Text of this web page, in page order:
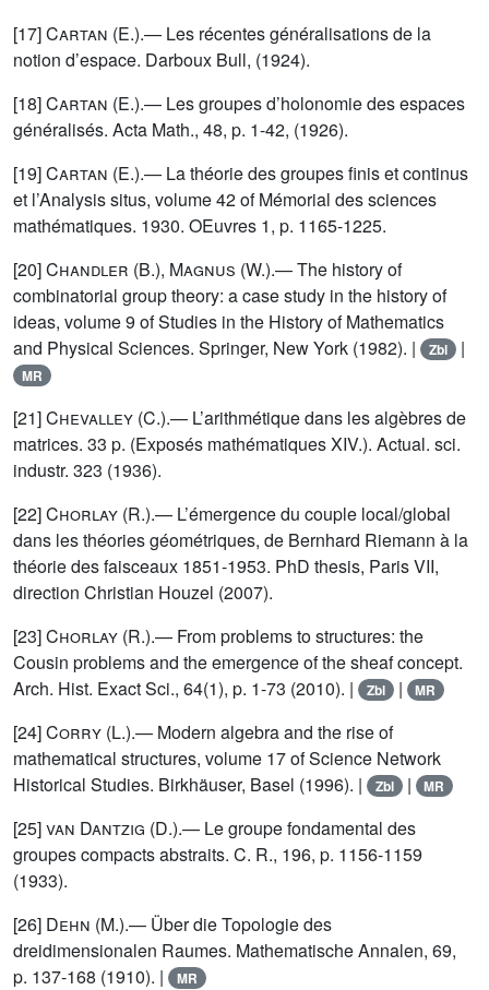
[17]Cartan (E.).— Les récentes généralisations de la
notion d’espace. Darboux Bull, (1924).
[18]Cartan (E.).— Les groupes d’holonomie des espaces
généralisés. Acta Math., 48, p. 1-42, (1926).
[19]Cartan (E.).— La théorie des groupes finis et continus
et l’Analysis situs, volume 42 of Mémorial des sciences
mathématiques. 1930. OEuvres 1, p. 1165-1225.
[20]Chandler (B.), Magnus (W.).— The history of
combinatorial group theory: a case study in the history of
ideas, volume 9 of Studies in the History of Mathematics
and Physical Sciences. Springer, New York (1982). |
Zbl |
MR
[21]Chevalley (C.).— L’arithmétique dans les algèbres de
matrices. 33 p. (Exposés mathématiques XIV.). Actual. sci.
industr. 323 (1936).
[22]Chorlay (R.).— L’émergence du couple local/global
dans les théories géométriques, de Bernhard Riemann à la
théorie des faisceaux 1851-1953. PhD thesis, Paris VII,
direction Christian Houzel (2007).
[23]Chorlay (R.).— From problems to structures: the
Cousin problems and the emergence of the sheaf concept.
Arch. Hist. Exact Sci., 64(1), p. 1-73 (2010). |
Zbl | MR
[24]Corry (L.).— Modern algebra and the rise of
mathematical structures, volume 17 of Science Network
Historical Studies. Birkhäuser, Basel (1996). |
Zbl | MR
[25]van Dantzig (D.).— Le groupe fondamental des
groupes compacts abstraits. C. R., 196, p. 1156-1159
(1933).
[26] Dehn (M.).— Über die Topologie des
dreidimensionalen Raumes. Mathematische Annalen, 69,
p. 137-168 (1910). |
MR